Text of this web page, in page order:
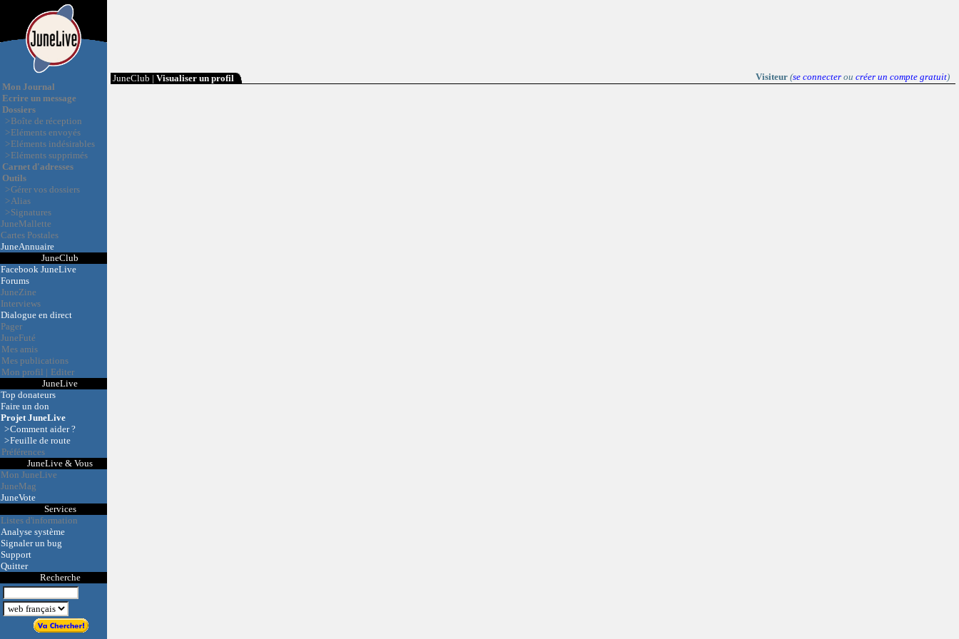
Mon Journal
Ecrire un message
Dossiers
>Boîte de réception
>Eléments envoyés
>Eléments indésirables
>Eléments supprimés
Carnet d'adresses
Outils
>Gérer vos dossiers
>Alias
>Signatures
JuneMallette
Cartes Postales
JuneAnnuaire
JuneClub
Facebook JuneLive
Forums
JuneZine
Interviews
Dialogue en direct
Pager
JuneFuté
Mes amis
Mes publications
Mon profil | Editer
JuneLive
Top donateurs
Faire un don
Projet JuneLive
>Comment aider ?
>Feuille de route
Préférences
JuneLive & Vous
Mon JuneLive
JuneMag
JuneVote
Services
Listes d'information
Analyse système
Signaler un bug
Support
Quitter
Recherche
Visiteur(se connecterou créer un compte gratuit)
JuneClub | Visualiser un profil